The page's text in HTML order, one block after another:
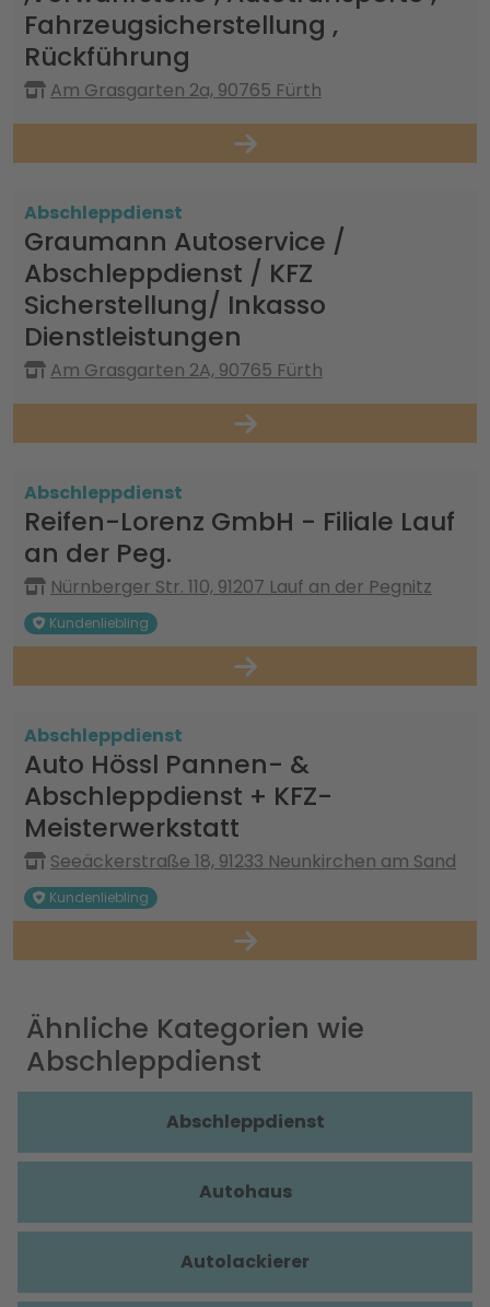
Fahrzeugsicherstellung ,
Rückführung
Am Grasgarten 2a, 90765 Fürth
Abschleppdienst
Graumann Autoservice /
Abschleppdienst / KFZ
Sicherstellung/ Inkasso
Dienstleistungen
Am Grasgarten 2A, 90765 Fürth
Abschleppdienst
Reifen-Lorenz GmbH - Filiale Lauf
an der Peg.
Nürnberger Str. 110, 91207 Lauf an der Pegnitz
Kundenliebling
Abschleppdienst
Auto Hössl Pannen- &
Abschleppdienst + KFZ-
Meisterwerkstatt
Seeäckerstraße 18, 91233 Neunkirchen am Sand
Kundenliebling
Ähnliche Kategorien wie
Abschleppdienst
Abschleppdienst
Autohaus
Autolackierer